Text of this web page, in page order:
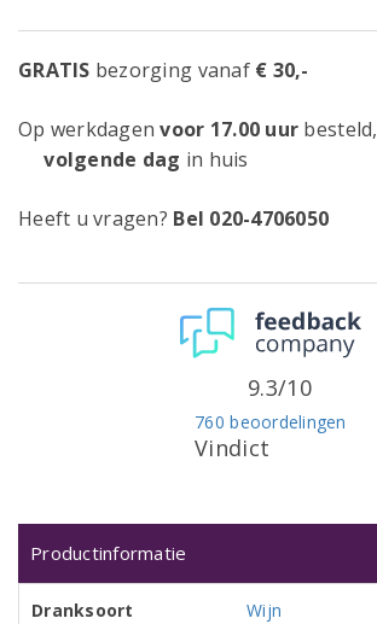
GRATIS bezorging vanaf € 30,-
Op werkdagenvoor 17.00 uur besteld,
volgende dag in huis
Heeft u vragen? Bel 020-4706050
Vindict
760 beoordelingen
9.3/10
Productinformatie
Dranksoort
Wijn